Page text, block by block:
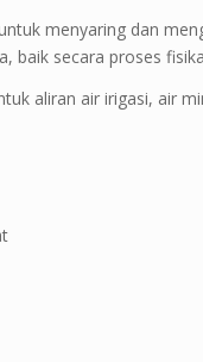
menyaring dan
baik secara proses
aliran air irigasi, air